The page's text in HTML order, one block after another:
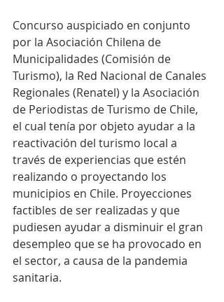
Concurso auspiciado en conjunto
por la Asociación Chilena de
Municipalidades (Comisión de
Turismo), la Red Nacional de Canales
Regionales (Renatel) y la Asociación
de Periodistas de Turismo de Chile,
el cual tenía por objeto ayudar a la
reactivación del turismo local a
través de experiencias que estén
realizando o proyectando los
municipios en Chile. Proyecciones
factibles de ser realizadas y que
pudiesen ayudar a disminuir el gran
desempleo que se ha provocado en
el sector, a causa de la pandemia
sanitaria.